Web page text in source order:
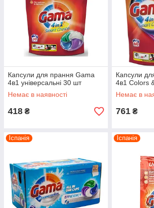
Капсули для прання Gama
4в1 універсальні 30 шт
Немає в наявності
418 ₴
Капсули
4в1 Colors
Немає в
761 ₴
Іспанія Іспанія